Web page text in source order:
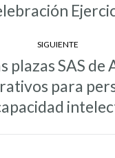
SIGUIENTE
Entrada
siguiente:
plazas SAS de
para